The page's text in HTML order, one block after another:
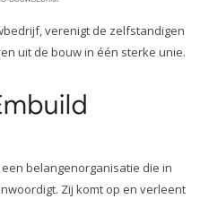
verenigt de zelfstandigen
uit de bouw in één sterke unie.
belangenorganisatie die in
Zij komt op en verleent